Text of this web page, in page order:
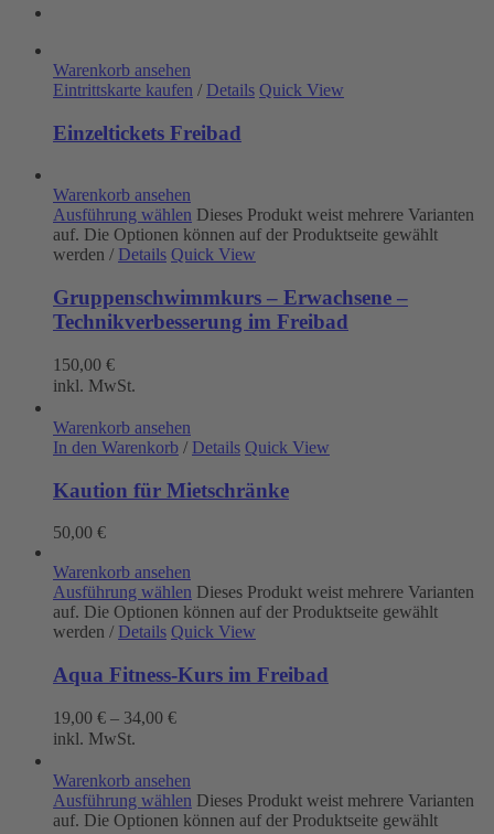
Warenkorb ansehen
Eintrittskarte kaufen / Details Quick View
Einzeltickets Freibad
Warenkorb ansehen
Ausführung wählen Dieses Produkt weist mehrere Varianten
auf. Die Optionen können auf der Produktseite gewählt
werden / Details Quick View
Gruppenschwimmkurs – Erwachsene –
Technikverbesserung im Freibad
150,00 €
inkl. MwSt.
Warenkorb ansehen
In den Warenkorb / Details Quick View
Kaution für Mietschränke
50,00 €
Warenkorb ansehen
Ausführung wählen Dieses Produkt weist mehrere Varianten
auf. Die Optionen können auf der Produktseite gewählt
werden / Details Quick View
Aqua Fitness-Kurs im Freibad
19,00 € – 34,00 €
inkl. MwSt.
Warenkorb ansehen
Ausführung wählen Dieses Produkt weist mehrere Varianten
auf. Die Optionen können auf der Produktseite gewählt